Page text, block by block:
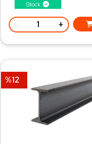
Stock
- +
%12